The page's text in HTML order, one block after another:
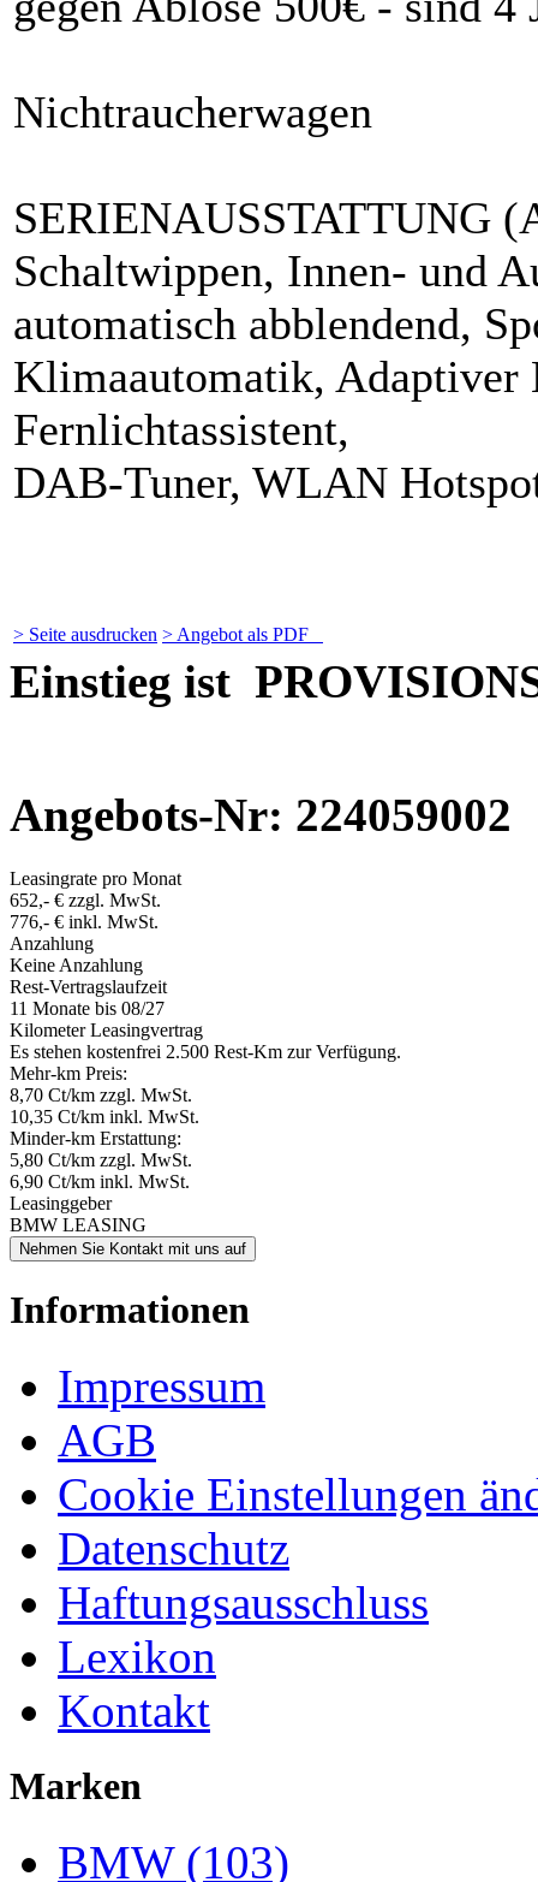
Nichtraucherwagen
SERIENAUSSTATTUNG
Schaltwippen, Innen- und
automatisch abblendend,
Klimaautomatik, Adaptiver
Fernlichtassistent,
DAB-Tuner, WLAN
> Seite ausdrucken > Angebot als PDF
Einstieg ist
Angebots-Nr: 224059002
Leasingrate pro Monat
652,- € zzgl. MwSt.
776,- € inkl. MwSt.
Anzahlung
Keine Anzahlung
Rest-Vertragslaufzeit
11 Monate bis 08/27
Kilometer Leasingvertrag
Es stehen kostenfrei 2.500 Rest-Km zur Verfügung.
Mehr-km Preis:
8,70 Ct/km zzgl. MwSt.
10,35 Ct/km inkl. MwSt.
Minder-km Erstattung:
5,80 Ct/km zzgl. MwSt.
6,90 Ct/km inkl. MwSt.
Leasinggeber
BMW LEASING
Nehmen Sie Kontakt mit uns auf
Informationen
Impressum
AGB
Cookie Einstellungen
Datenschutz
Haftungsausschluss
Lexikon
Kontakt
Marken
BMW (103)